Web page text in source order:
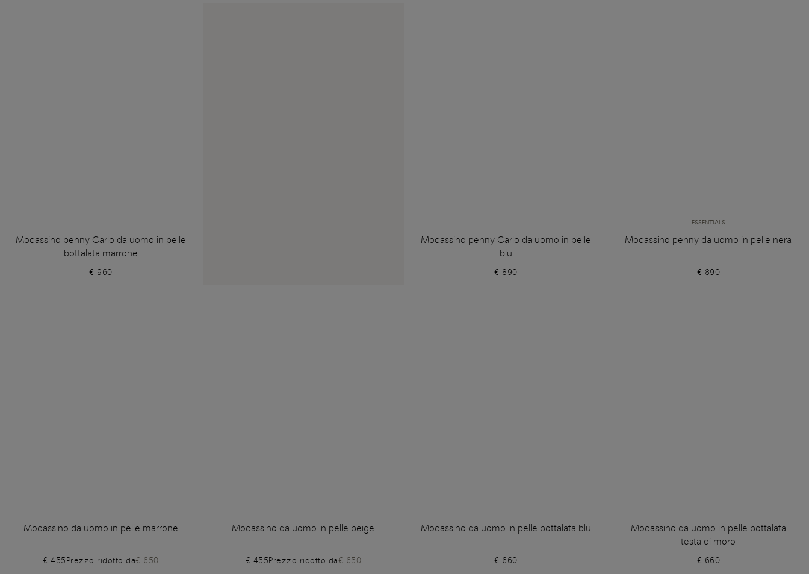
Mocassino penny Carlo da uomo in pelle
bottalata marrone
€ 960
Mocassino penny Carlo da uomo in pelle
blu
€ 890
ESSENTIALS
Mocassino penny da uomo in pelle nera
€ 890
Mocassino da uomo in pelle marrone
€ 455Prezzo ridotto da€ 650
Mocassino da uomo in pelle beige
€ 455Prezzo ridotto da€ 650
Mocassino da uomo in pelle bottalata blu
€ 660
Mocassino da uomo in pelle bottalata
testa di moro
€ 660